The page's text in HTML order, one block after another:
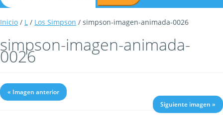
Inicio / L / Los Simpson / simpson-imagen-animada-0026
simpson-imagen-animada-
0026
« Imagen anterior
Siguiente imagen »